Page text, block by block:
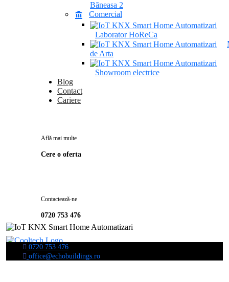
Băneasa 2
Comercial
Laborator HoReCa
de Arta
Showroom electrice
Blog
Contact
Cariere
Află mai multe
Cere o oferta
Contactează-ne
0720 753 476
0720 753 476
office@echobuildings.ro